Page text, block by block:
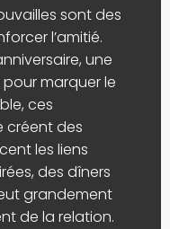
sont des
l’amitié.
une
marquer le
ces
créent des
les liens
des dîners
grandement
de la relation.